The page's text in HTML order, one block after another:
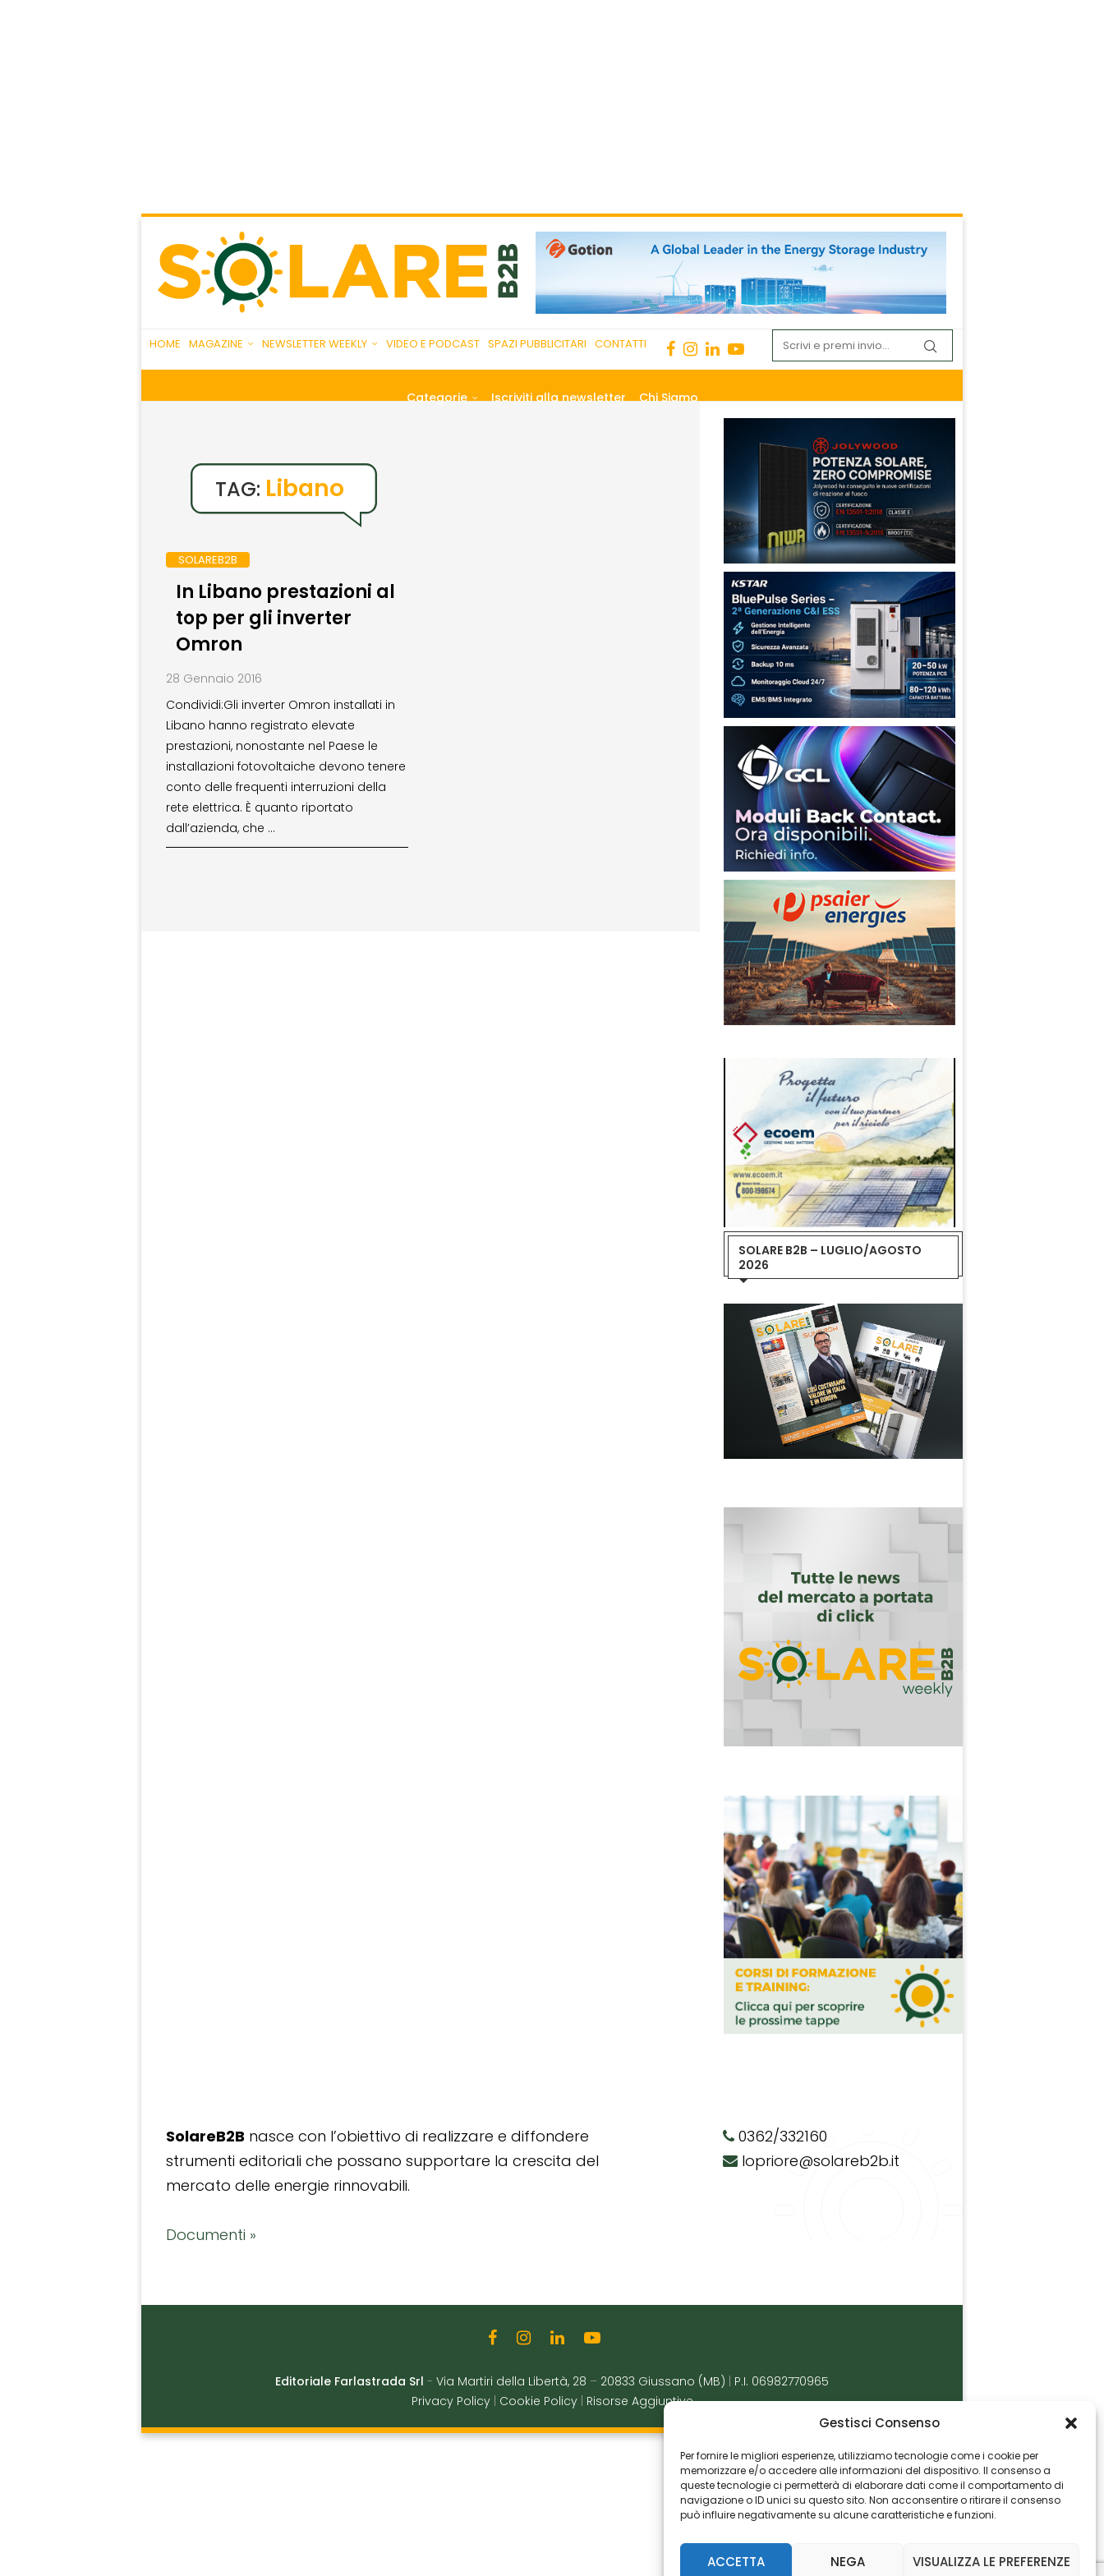
Gestisci Consenso
Per fornire le migliori esperienze, utilizziamo tecnologie come i cookie per
memorizzare e/o accedere alle informazioni del dispositivo. Il consenso a
queste tecnologie ci permetterà di elaborare dati come il comportamento di
navigazione o ID unici su questo sito. Non acconsentire o ritirare il consenso
può influire negativamente su alcune caratteristiche e funzioni.
ACCETTA NEGA VISUALIZZA LE PREFERENZE
HOME MAGAZINE NEWSLETTER WEEKLY VIDEO E PODCAST SPAZI PUBBLICITARI CONTATTI
Categorie Iscriviti alla newsletter Chi Siamo
TAG: Libano
SOLAREB2B
In Libano prestazioni al
top per gli inverter
Omron
28 Gennaio 2016
Condividi:Gli inverter Omron installati in
Libano hanno registrato elevate
prestazioni, nonostante nel Paese le
installazioni fotovoltaiche devono tenere
conto delle frequenti interruzioni della
rete elettrica. È quanto riportato
dall’azienda, che …
SOLARE B2B – LUGLIO/AGOSTO
2026
SolareB2B nasce con l’obiettivo di realizzare e diffondere
strumenti editoriali che possano supportare la crescita del
mercato delle energie rinnovabili.
Documenti »
0362/332160
lopriore@solareb2b.it
Editoriale Farlastrada Srl - Via Martiri della Libertà, 28 – 20833 Giussano (MB)
P.I. 06982770965
Privacy Policy
Cookie Policy Risorse Aggiuntive